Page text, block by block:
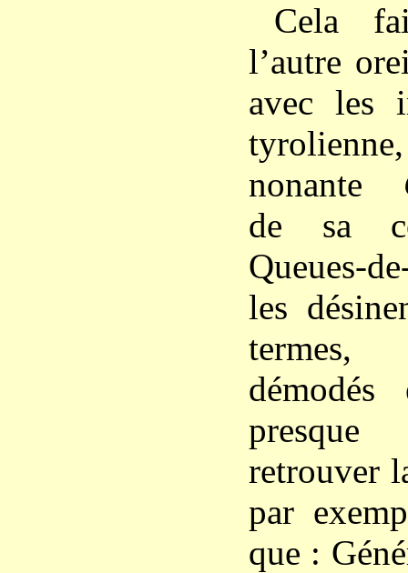
Cela
l’autre
avec les
nonante
de sa
Queues-
les
presque
retrouver
par
que :